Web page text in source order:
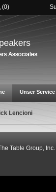
(0)
Unser Service
Lencioni
Table Group, Inc.